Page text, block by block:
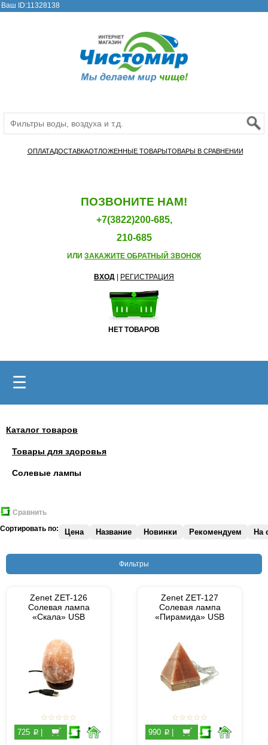
Ваш ID:11328138
ОПЛАТАДОСТАВКАОТЛОЖЕННЫЕ ТОВАРЫТОВАРЫ В СРАВНЕНИИ
ПОЗВОНИТЕ НАМ!
+7(3822)200-685,
210-685
ИЛИ ЗАКАЖИТЕ ОБРАТНЫЙ ЗВОНОК
ВХОД РЕГИСТРАЦИЯ
НЕТ ТОВАРОВ
☰
Каталог товаров
Товары для здоровья
Солевые лампы
Сравнить
Сортировать по:
Цена Название Новинки Рекомендуем На
Фильтры
Zenet ZET-126
Солевая лампа
«Скала» USB
725 p
Zenet ZET-127
Солевая лампа
«Пирамида» USB
990 p